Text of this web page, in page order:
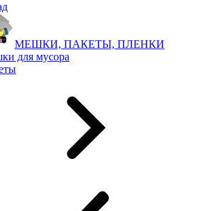
МЕШКИ, ПАКЕТЫ, ПЛЕНКИ
для мусора